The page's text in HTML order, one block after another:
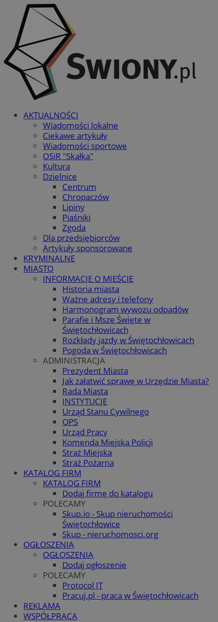
AKTUALNOŚCI
Wiadomości lokalne
Ciekawe artykuły
Wiadomości sportowe
OSiR "Skałka"
Kultura
Dzielnice
Centrum
Chropaczów
Lipiny
Piaśniki
Zgoda
Dla przedsiębiorców
Artykuły sponsorowane
KRYMINALNE
MIASTO
INFORMACJE O MIEŚCIE
Historia miasta
Ważne adresy i telefony
Harmonogram wywozu odpadów
Parafie i Msze Święte w
Świętochłowicach
Rozkłady jazdy w Świętochłowicach
Pogoda w Świętochłowicach
ADMINISTRACJA
Prezydent Miasta
Jak załatwić sprawę w Urzędzie Miasta?
Rada Miasta
INSTYTUCJE
Urząd Stanu Cywilnego
OPS
Urząd Pracy
Komenda Miejska Policji
Straż Miejska
Straż Pożarna
KATALOG FIRM
KATALOG FIRM
Dodaj firmę do katalogu
POLECAMY
Skup.io - Skup nieruchomości
Świętochłowice
Skup - nieruchomosci.org
OGŁOSZENIA
OGŁOSZENIA
Dodaj ogłoszenie
POLECAMY
Protocol IT
Pracuj.pl - praca w Świętochłowicach
REKLAMA
WSPÓŁPRACA